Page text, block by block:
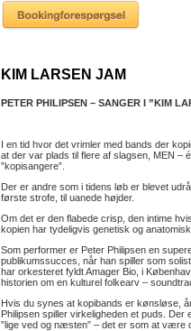
KIM LARSEN JAM
PETER PHILIPSEN – SANGER I ”KIM
I en tid hvor det vrimler med bands der
at der var plads til flere af slagsen, MEN –
”kopisangere”.
Der er andre som i tidens løb er blevet
første strofe, til uanede højder.
Om det er den flabede crisp, den intime
kopien har tydeligvis genetisk og
Som performer er Peter Philipsen en
publikumssucces, når han spiller som
har orkesteret fyldt Amager Bio, i
historien om en kulturel folkearv –
Hvis du synes at kopibands er kønsløse,
Philipsen spiller virkeligheden et puds.
”lige ved og næsten” – det er som at være